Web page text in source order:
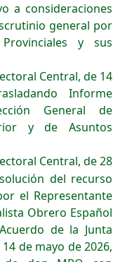
a consideraciones
general por
y sus
Central, de 14
Informe
General de
y de Asuntos
Central, de 28
del recurso
el Representante
Obrero Español
de la Junta
de mayo de 2026,